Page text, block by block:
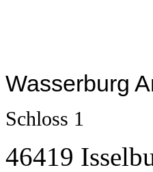
Wasserburg
Schloss 1
46419